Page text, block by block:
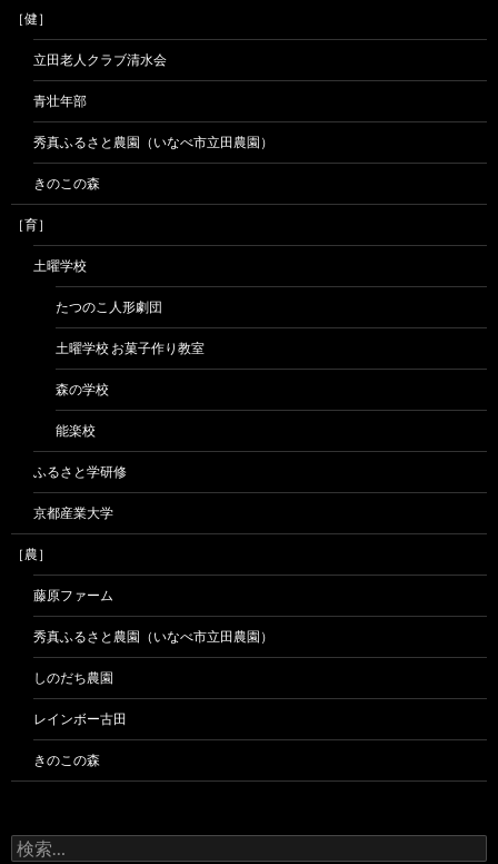
［健］
立田老人クラブ清水会
青壮年部
秀真ふるさと農園（いなべ市立田農園）
きのこの森
［育］
土曜学校
たつのこ人形劇団
土曜学校 お菓子作り教室
森の学校
能楽校
ふるさと学研修
京都産業大学
［農］
藤原ファーム
秀真ふるさと農園（いなべ市立田農園）
しのだち農園
レインボー古田
きのこの森
検